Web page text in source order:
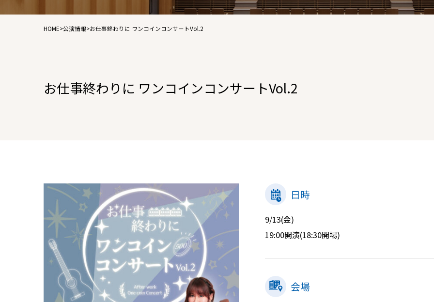
練習室A・B
HOME>公演情報>お仕事終わりに ワンコインコンサートVol.2
お仕事終わりに ワンコインコンサートVol.2
日時
9/13(金)
19:00開演(18:30開場)
会場